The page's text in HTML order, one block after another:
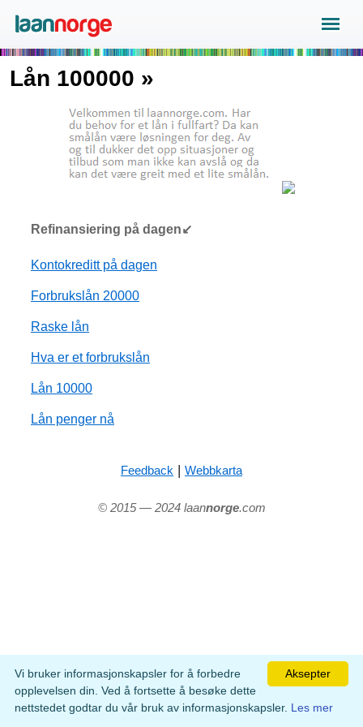
Lån 100000 »
Refinansiering på dagen↙
Kontokreditt på dagen
Forbrukslån 20000
Raske lån
Hva er et forbrukslån
Lån 10000
Lån penger nå
Feedback | Webbkarta
© 2015 — 2024 laannorge.com
Aksepter
Vi bruker informasjonskapsler for å forbedre
opplevelsen din. Ved å fortsette å besøke dette
nettstedet godtar du vår bruk av informasjonskapsler. Les mer